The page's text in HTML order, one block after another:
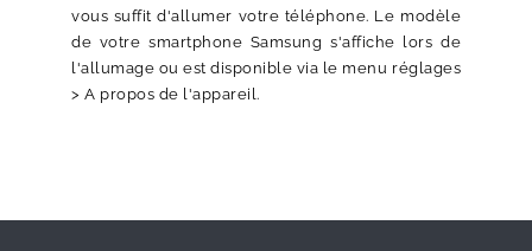
vous suffit d'allumer votre téléphone. Le modèle
de votre smartphone Samsung s'affiche lors de
l'allumage ou est disponible via le menu réglages
> A propos de l'appareil.